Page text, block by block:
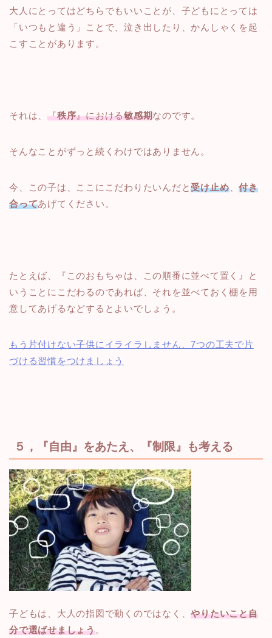
大人にとってはどちらでもいいことが、子どもにとっては
「いつもと違う」ことで、泣き出したり、かんしゃくを起
こすことがあります。
それは、『秩序』における敏感期なのです。
そんなことがずっと続くわけではありません。
今、この子は、ここにこだわりたいんだと受け止め、付き
合ってあげてください。
たとえば、『このおもちゃは、この順番に並べて置く』と
いうことにこだわるのであれば、それを並べておく棚を用
意してあげるなどするとよいでしょう。
もう片付けない子供にイライラしません、7つの工夫で片
づける習慣をつけましょう
５， 『自由』 をあたえ、『制限』 も考える
子どもは、大人の指図で動くのではなく、やりたいこと自
分で選ばせましょう。